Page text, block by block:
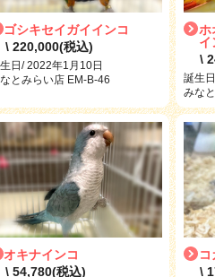
ゴシキセイガイインコ
\ 220,000(税込)
日/ 2022年1月10日
とみらい店 EM-B-46
ホ
イ
\
誕生
みな
オキナインコ
\ 54,780(税込)
\